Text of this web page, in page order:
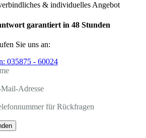
& individuelles Angebot
garantiert in 48 Stunden
Sie uns an:
035875 - 60024
Adresse
für Rückfragen